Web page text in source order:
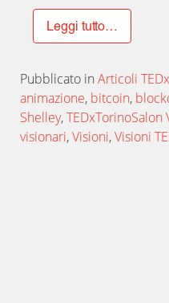
Leggi tutto…
Pubblicato in Articoli
animazione, bitcoin,
Shelley,TEDxTorinoSalon
visionari,Visioni,Visioni